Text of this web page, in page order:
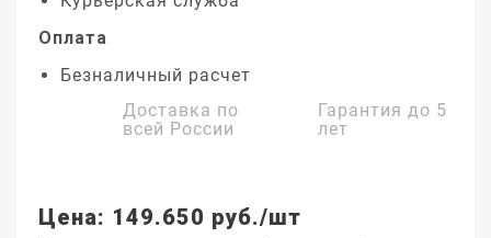
Оплата
Безналичный расчет
Доставка по
всей России
Гарантия до 5
лет
Цена: 149.650 руб./шт